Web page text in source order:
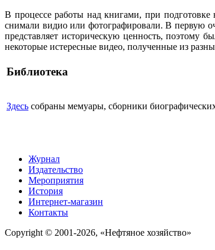
В процессе работы над книгами, при
снимали видио или фотографировали. В первую
представляет историческую ценность,
некоторые истересные видео, полученные из
Библиотека
Здесь собраны мемуары, сборники
Журнал
Издательство
Мероприятия
История
Интернет-магазин
Контакты
Copyright © 2001-2026, «Нефтяное хозяйство»